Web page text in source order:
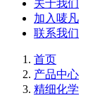
关于我们
加入唛凡
联系我们
首页
产品中心
精细化学